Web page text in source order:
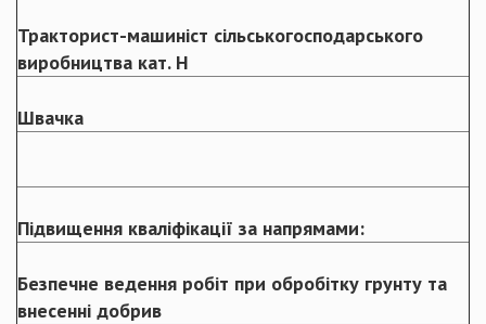
Тракторист-машиніст сільськогосподарського
виробництва кат. Н
Швачка
Підвищення кваліфікації за напрямами:
Безпечне ведення робіт при обробітку грунту та
внесенні добрив